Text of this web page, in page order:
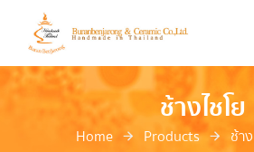
ช้างไชโย
Home Products ช้าง